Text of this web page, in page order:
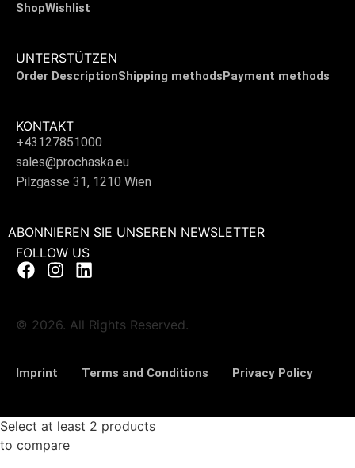
ShopWishlist
UNTERSTÜTZEN
Order DescriptionShipping methods Payment methods
KONTAKT
+43127851000
sales@prochaska.eu
Pilzgasse 31, 1210 Wien
ABONNIEREN SIE UNSEREN NEWSLETTER
FOLLOW US
© 2026. All Rights Reserved.
Imprint Terms and Conditions Privacy Policy
Select at least 2 products
to compare